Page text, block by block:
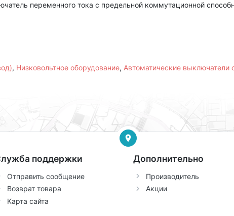
переменного тока с предельной коммутационной
, Низковольтное оборудование, Автоматические выключатели
поддержки
Отправить сообщение
Возврат товара
Карта сайта
Дополнительно
Производитель
Акции